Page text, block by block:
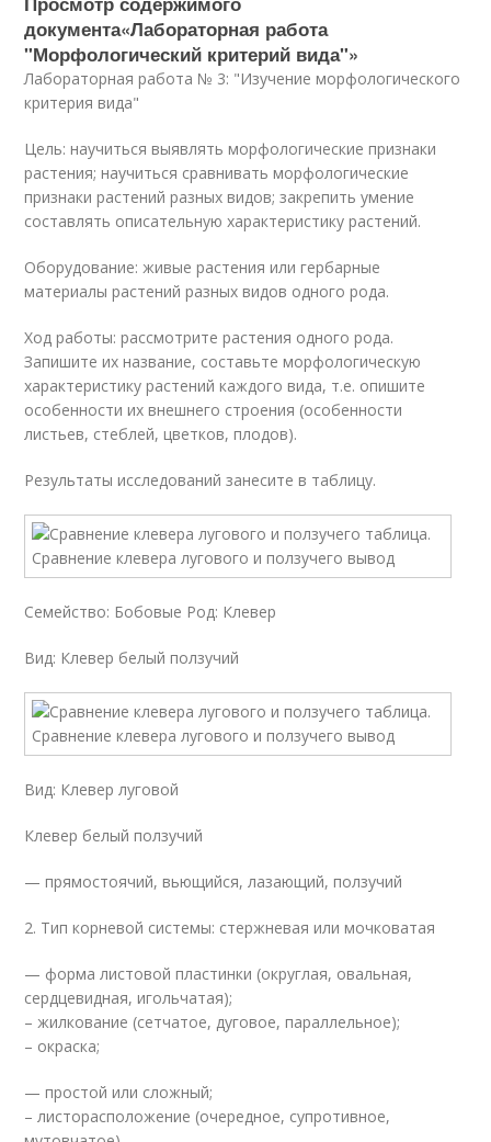
документа«Лабораторная работа
"Морфологический критерий вида"»
Лабораторная работа № 3: "Изучение морфологического
критерия вида"
Цель: научиться выявлять морфологические признаки
растения; научиться сравнивать морфологические
признаки растений разных видов; закрепить умение
составлять описательную характеристику растений.
Оборудование: живые растения или гербарные
материалы растений разных видов одного рода.
Ход работы: рассмотрите растения одного рода.
Запишите их название, составьте морфологическую
характеристику растений каждого вида, т.е. опишите
особенности их внешнего строения (особенности
листьев, стеблей, цветков, плодов).
Результаты исследований занесите в таблицу.
Семейство: Бобовые Род: Клевер
Вид: Клевер белый ползучий
Вид: Клевер луговой
Клевер белый ползучий
— прямостоячий, вьющийся, лазающий, ползучий
2. Тип корневой системы: стержневая или мочковатая
— форма листовой пластинки (округлая, овальная,
сердцевидная, игольчатая);
– жилкование (сетчатое, дуговое, параллельное);
– окраска;
— простой или сложный;
– листорасположение (очередное, супротивное,